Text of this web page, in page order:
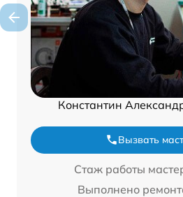
Константин
Вызвать
Стаж работы
Выполнено